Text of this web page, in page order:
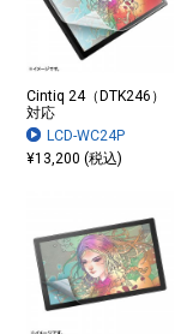
Cintiq 24（DTK246）
対応
LCD-WC24P
¥13,200 (税込)